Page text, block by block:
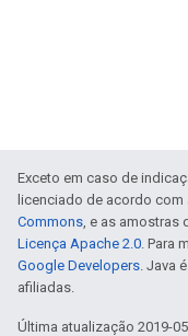
Exceto em caso de
licenciado de acordo com
Commons, e as amostras
Licença Apache 2.0. Para
Google Developers. Java
afiliadas.
Última atualização 2019-